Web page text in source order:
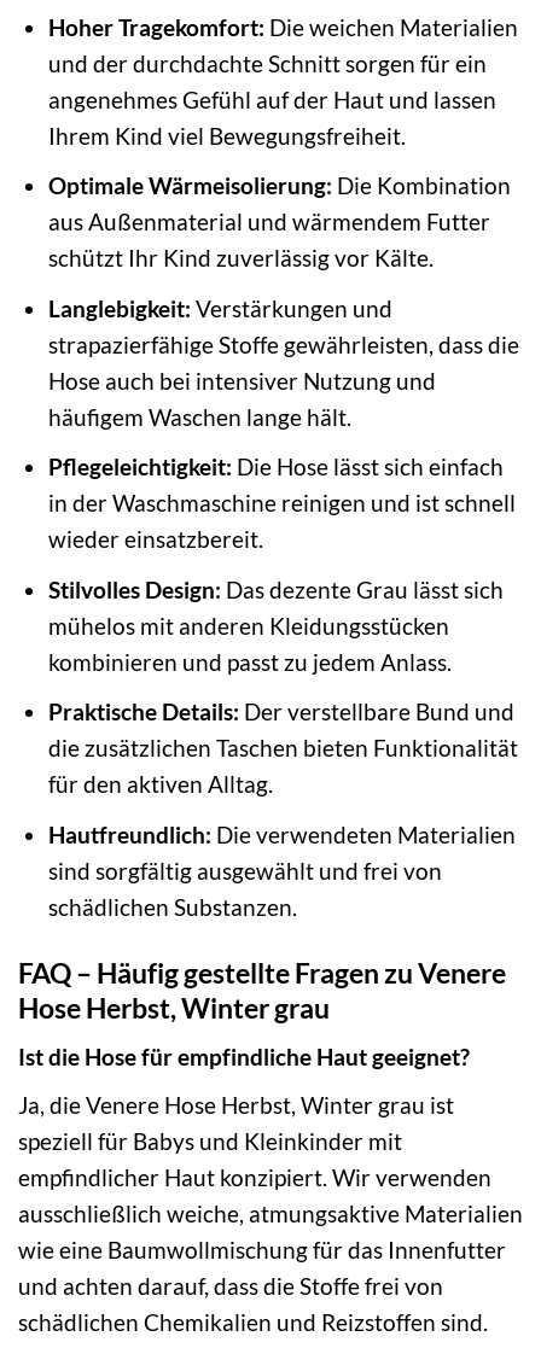
Hoher Tragekomfort: Die weichen Materialien
und der durchdachte Schnitt sorgen für ein
angenehmes Gefühl auf der Haut und lassen
Ihrem Kind viel Bewegungsfreiheit.
Optimale Wärmeisolierung: Die Kombination
aus Außenmaterial und wärmendem Futter
schützt Ihr Kind zuverlässig vor Kälte.
Langlebigkeit: Verstärkungen und
strapazierfähige Stoffe gewährleisten, dass die
Hose auch bei intensiver Nutzung und
häufigem Waschen lange hält.
Pflegeleichtigkeit: Die Hose lässt sich einfach
in der Waschmaschine reinigen und ist schnell
wieder einsatzbereit.
Stilvolles Design: Das dezente Grau lässt sich
mühelos mit anderen Kleidungsstücken
kombinieren und passt zu jedem Anlass.
Praktische Details: Der verstellbare Bund und
die zusätzlichen Taschen bieten Funktionalität
für den aktiven Alltag.
Hautfreundlich: Die verwendeten Materialien
sind sorgfältig ausgewählt und frei von
schädlichen Substanzen.
FAQ – Häufig gestellte Fragen zu Venere
Hose Herbst, Winter grau
Ist die Hose für empfindliche Haut geeignet?
Ja, die Venere Hose Herbst, Winter grau ist
speziell für Babys und Kleinkinder mit
empfindlicher Haut konzipiert. Wir verwenden
ausschließlich weiche, atmungsaktive Materialien
wie eine Baumwollmischung für das Innenfutter
und achten darauf, dass die Stoffe frei von
schädlichen Chemikalien und Reizstoffen sind.